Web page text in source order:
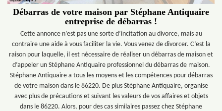
Débarras de votre maison par Stéphane Antiquaire
entreprise de débarras !
Cette annonce n’est pas une sorte d’incitation au divorce, mais au
contraire une aide à vous faciliter la vie. Vous venez de divorcer. C’est la
raison pour laquelle, il est nécessaire de réaliser un débarras de maison et
d’appeler un Stéphane Antiquaire professionnel du débarras de maison.
Stéphane Antiquaire a tous les moyens et les compétences pour débarras
de votre maison dans le 86220. De plus Stéphane Antiquaire, organise
avec plus de précautions et suivant les valeurs de vos affaires et objets
dans le 86220. Alors, pour des cas similaires passez chez Stéphane